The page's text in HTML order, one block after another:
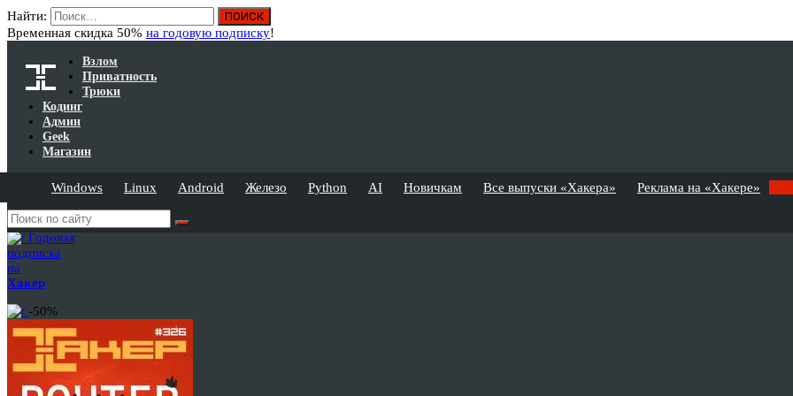
Найти:
Временная скидка 50% на годовую подписку!
Взлом
Приватность
Трюки
Кодинг
Админ
Geek
Магазин
Windows Linux Android Железо Python AI Новичкам Все выпуски «Хакера» Реклама на «Хакере»
Годовая
подписка
на
Хакер
-50%